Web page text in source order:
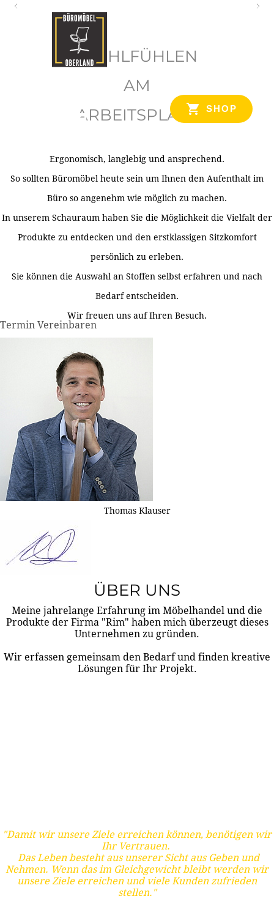
SHOP
WOHLFÜHLEN
AM
ARBEITSPLATZ
Ergonomisch, langlebig und ansprechend.
So sollten Büromöbel heute sein um Ihnen den Aufenthalt im
Büro so angenehm wie möglich zu machen.
In unserem Schauraum haben Sie die Möglichkeit die Vielfalt der
Produkte zu entdecken und den erstklassigen Sitzkomfort
persönlich zu erleben.
Sie können die Auswahl an Stoffen selbst erfahren und nach
Bedarf entscheiden.
Wir freuen uns auf Ihren Besuch.
Termin Vereinbaren
Thomas Klauser
ÜBER UNS
Meine jahrelange Erfahrung im Möbelhandel und die
Produkte der Firma "Rim" haben mich überzeugt dieses
Unternehmen zu gründen.
Wir erfassen gemeinsam den Bedarf und finden kreative
Lösungen für Ihr Projekt.
"Damit wir unsere Ziele erreichen können, benötigen wir
Ihr Vertrauen.
Das Leben besteht aus unserer Sicht aus Geben und
Nehmen. Wenn das im Gleichgewicht bleibt werden wir
unsere Ziele erreichen und viele Kunden zufrieden
stellen."